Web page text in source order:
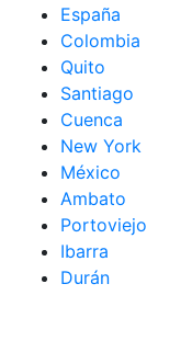
España
Colombia
Quito
Santiago
Cuenca
New York
México
Ambato
Portoviejo
Ibarra
Durán